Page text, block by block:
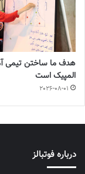
هدف ما ساختن تیمی
المپیک است
2026-08-01
درباره فوتبالز